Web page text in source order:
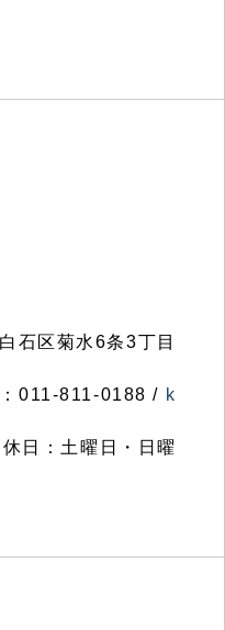
石区菊水6条3丁目
011-811-0188 / k
日：土曜日・日曜